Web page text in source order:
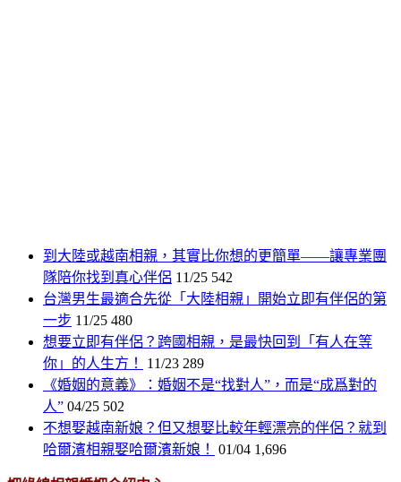
到大陸或越南相親，其實比你想的更簡單——讓專業團
隊陪你找到真心伴侶 11/25 542
台灣男生最適合先從「大陸相親」開始立即有伴侶的第
一步 11/25 480
想要立即有伴侶？跨國相親，是最快回到「有人在等
你」的人生方！
11/23 289
《婚姻的意義》：婚姻不是“找對人”，而是“成爲對的
人” 04/25 502
不想娶越南新娘？但又想娶比較年輕漂亮的伴侶？就到
哈爾濱相親娶哈爾濱新娘！
01/04 1,696